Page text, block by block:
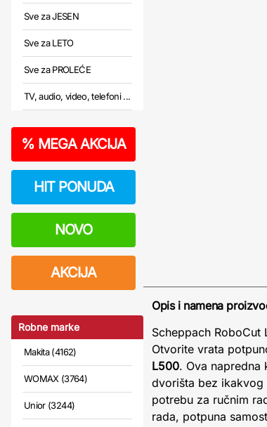
Sve za JESEN
Sve za LETO
Sve za PROLEĆE
TV, audio, video, telefoni ...
% MEGA AKCIJA
HIT PONUDA
NOVO
AKCIJA
Robne marke
Makita (4162)
WOMAX (3764)
Unior (3244)
Opis i namena
Scheppach RoboCut
Otvorite vrata
L500. Ova napredna
dvorišta bez ikakvog
potrebu za ručnim
rada, potpuna